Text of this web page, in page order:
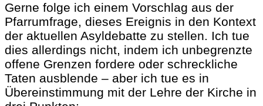
Gerne folge ich einem Vorschlag aus der
Pfarrumfrage, dieses Ereignis in den Kontext
der aktuellen Asyldebatte zu stellen. Ich tue
dies allerdings nicht, indem ich unbegrenzte
offene Grenzen fordere oder schreckliche
Taten ausblende – aber ich tue es in
Übereinstimmung mit der Lehre der Kirche in